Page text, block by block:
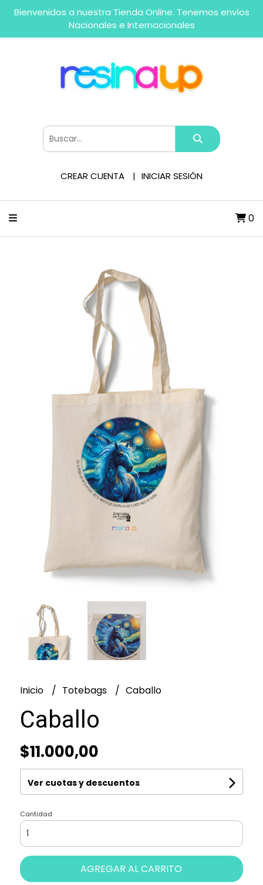
Bienvenidos a nuestra Tienda Online. Tenemos envíos
Nacionales e Internacionales
CREAR CUENTA INICIAR SESIÓN
0
Inicio Totebags Caballo
Caballo
$11.000,00
Ver cuotas y descuentos
Cantidad
AGREGAR AL CARRITO